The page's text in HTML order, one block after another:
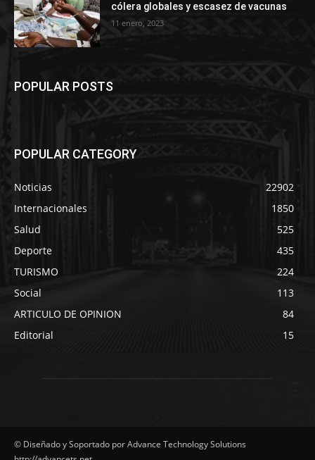
cólera globales y escasez de vacunas
11 enero, 2023
POPULAR POSTS
POPULAR CATEGORY
Noticias
22902
Internacionales
1850
Salud
525
Deporte
435
TURISMO
224
Social
113
ARTICULO DE OPINION
84
Editorial
15
© Diseñado y Soportado por Advance Technology Solutions